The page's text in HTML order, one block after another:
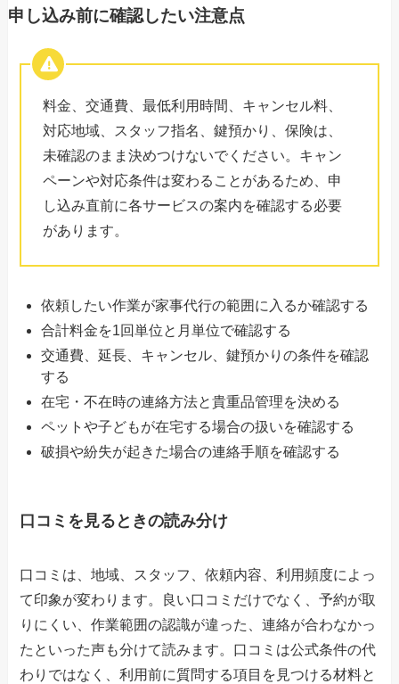
申し込み前に確認したい注意点
料金、交通費、最低利用時間、キャンセル料、
対応地域、スタッフ指名、鍵預かり、保険は、
未確認のまま決めつけないでください。キャン
ペーンや対応条件は変わることがあるため、申
し込み直前に各サービスの案内を確認する必要
があります。
依頼したい作業が家事代行の範囲に入るか確認する
合計料金を1回単位と月単位で確認する
交通費、延長、キャンセル、鍵預かりの条件を確認
する
在宅・不在時の連絡方法と貴重品管理を決める
ペットや子どもが在宅する場合の扱いを確認する
破損や紛失が起きた場合の連絡手順を確認する
口コミを見るときの読み分け
口コミは、地域、スタッフ、依頼内容、利用頻度によっ
て印象が変わります。良い口コミだけでなく、予約が取
りにくい、作業範囲の認識が違った、連絡が合わなかっ
たといった声も分けて読みます。口コミは公式条件の代
わりではなく、利用前に質問する項目を見つける材料と